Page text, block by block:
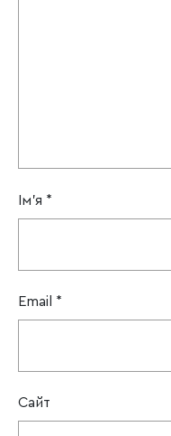
Ім'я *
Email *
Сайт